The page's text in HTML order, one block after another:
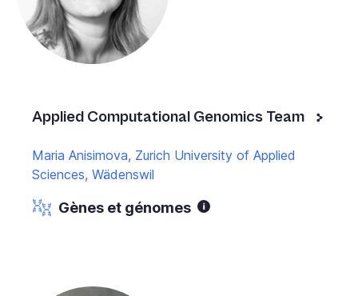
Applied Computational Genomics Team
Maria Anisimova, Zurich University of Applied
Sciences, Wädenswil
Gènes et génomes